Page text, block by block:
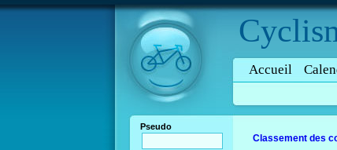
Accueil
Pseudo
Classement des